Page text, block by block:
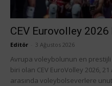
CEV Eurovolley 2026
Editör 3 Ağustos 2026
Avrupa voleybolunun en prestijli
biri olan CEV EuroVolley 2026,
arasında voleybolseverlere